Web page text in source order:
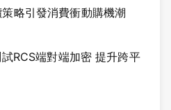
略引發消費衝動購機潮
RCS端對端加密 提升跨平